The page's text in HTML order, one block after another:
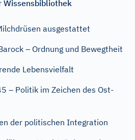
Wissensbibliothek
ausgestattet
– Ordnung und Bewegtheit
Lebensvielfalt
– Politik im Zeichen des Ost-
der politischen Integration